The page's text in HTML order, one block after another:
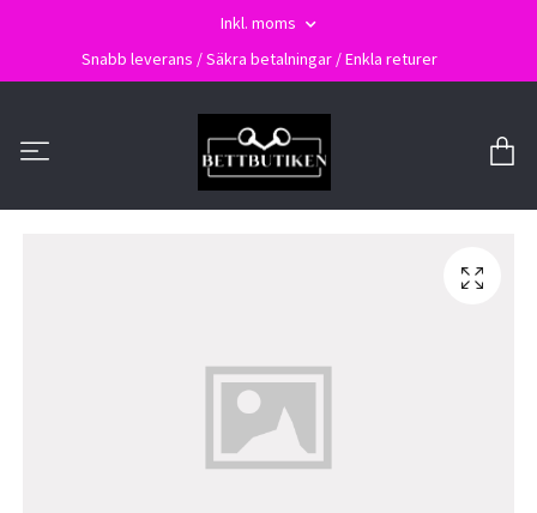
Inkl. moms
Snabb leverans / Säkra betalningar / Enkla returer